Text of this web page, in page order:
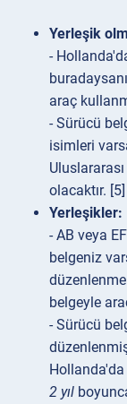
Yerleşik
-
araç
- Sürücü
isimleri
olacaktır. [5]
Yerleşikler:
- AB veya
belgeniz
belgeyle
- Sürücü
Hollanda'da
2 yıl